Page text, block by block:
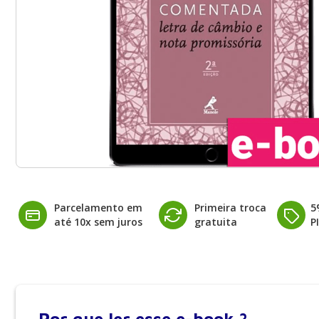
Parcelamento em
até 10x sem juros
Primeira troca
gratuita